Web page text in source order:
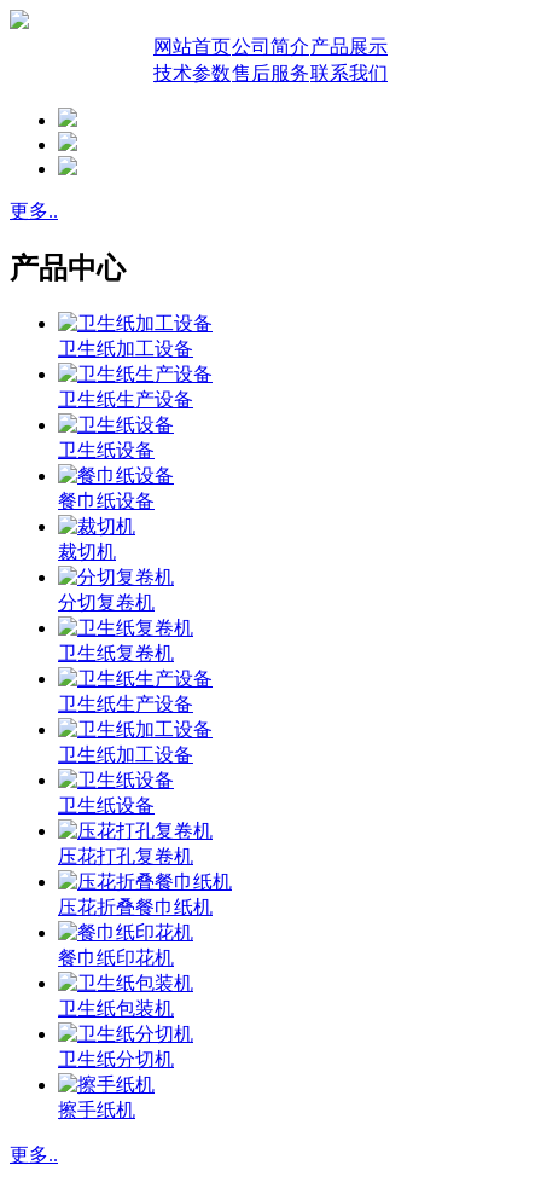
网站首页公司简介产品展示
技术参数售后服务联系我们
更多..
产品中心
卫生纸加工设备
卫生纸生产设备
卫生纸设备
餐巾纸设备
裁切机
分切复卷机
卫生纸复卷机
卫生纸生产设备
卫生纸加工设备
卫生纸设备
压花打孔复卷机
压花折叠餐巾纸机
餐巾纸印花机
卫生纸包装机
卫生纸分切机
擦手纸机
更多..